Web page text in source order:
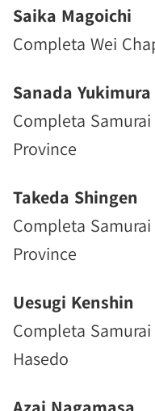
Saika Magoichi
Completa Wei
Sanada Yukimura
Completa
Province
Takeda Shingen
Completa
Province
Uesugi Kenshin
Completa
Hasedo